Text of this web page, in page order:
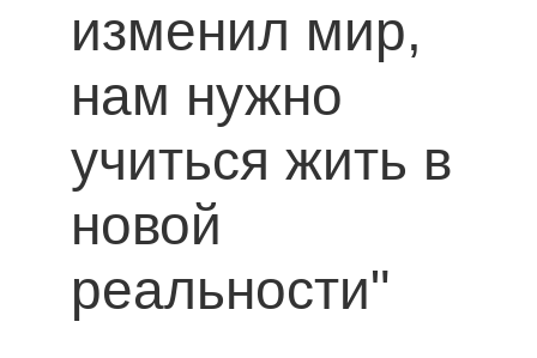
изменил мир,
нам нужно
учиться жить в
новой
реальности"